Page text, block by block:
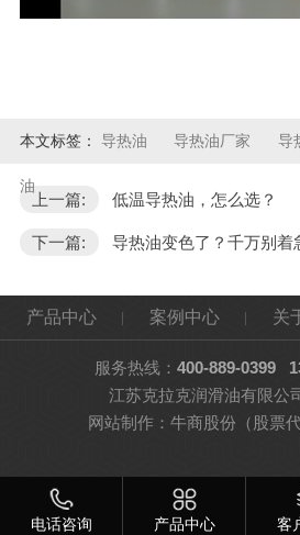
本文标签： 导热油 导热油厂家 导
油
上一篇: 低温导热油，怎么选？
下一篇: 导热油变色了？千万别着
产品中心 案例中心 关
服务热线： 400-889-0399
江苏克拉克润滑油有限公
网站制作： 牛商股份 （股票
电话咨询 产品中心 客